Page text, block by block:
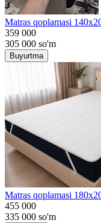
Matras qoplamasi
359 000
305 000 so'm
Buyurtma
Matras qoplamasi
455 000
335 000 so'm